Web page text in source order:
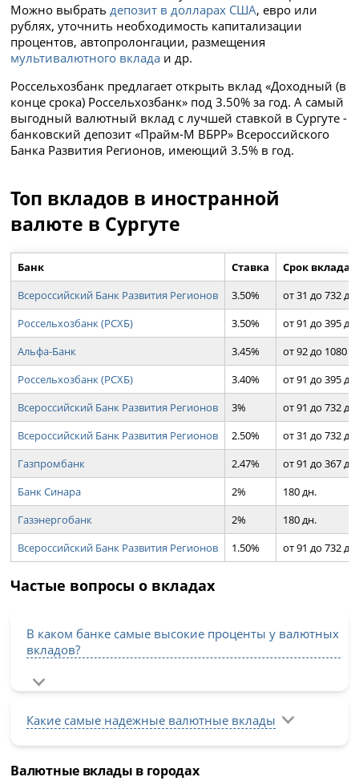
Можно выбрать депозит в долларах США, евро или
рублях, уточнить необходимость капитализации
процентов, автопролонгации, размещения
мультивалютного вклада и др.
Россельхозбанк предлагает открыть вклад «Доходный (в
конце срока) Россельхозбанк» под 3.50% за год. А самый
выгодный валютный вклад с лучшей ставкой в Сургуте -
банковский депозит «Прайм-М ВБРР» Всероссийского
Банка Развития Регионов, имеющий 3.5% в год.
Топ вкладов в иностранной
валюте в Сургуте
Банк Ставка
Срок вклада
Всероссийский Банк Развития Регионов
3.50%
от 31 до 732 дн.
Россельхозбанк (РСХБ)
3.50%
от 91 до 395 дн.
Альфа-Банк
3.45%
от 92 до 1080
Россельхозбанк (РСХБ)
3.40%
от 91 до 395 дн.
Всероссийский Банк Развития Регионов
3%
от 91 до 732 дн.
Всероссийский Банк Развития Регионов
2.50%
от 31 до 732 дн.
Газпромбанк
2.47%
от 91 до 367 дн.
Банк Синара
2%
180 дн.
Газэнергобанк
2%
180 дн.
Всероссийский Банк Развития Регионов
1.50% от 91 до 732 дн.
Частые вопросы о вкладах
В каком банке самые высокие проценты у валютных
вкладов?
Какие самые надежные валютные вклады
Валютные вклады в городах